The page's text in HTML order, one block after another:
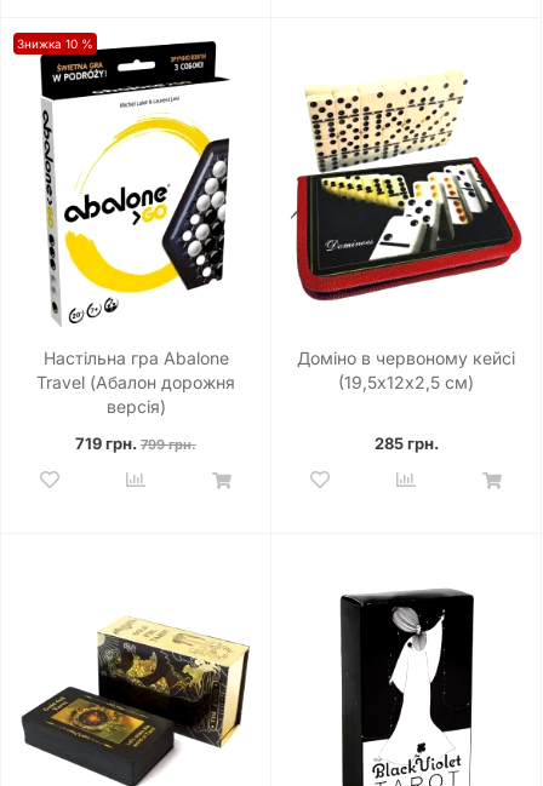
Знижка 10 %
Настільна гра Abalone
Travel (Абалон дорожня
версія)
719 грн. 799 грн.
Доміно в червоному кейсі
(19,5х12х2,5 см)
285 грн.